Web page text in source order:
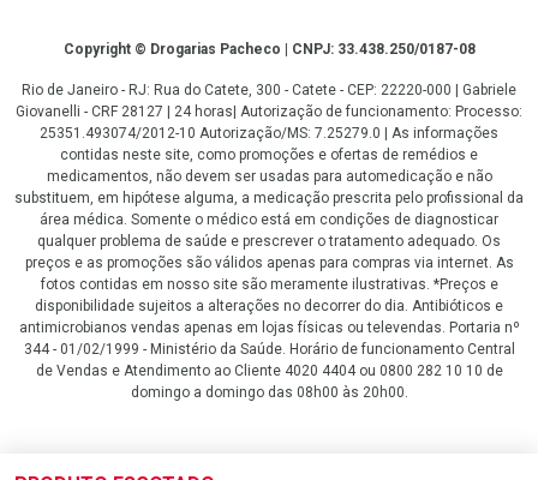
CopyrightCopyright © Drogarias Pacheco | CNPJ: 33.438.250/0187-08
Rio de Janeiro - RJ: Rua do Catete, 300 - Catete - CEP: 22220-000 | Gabriele
Giovanelli - CRF 28127 | 24 horas| Autorização de funcionamento: Processo:
25351.493074/2012-10 Autorização/MS: 7.25279.0 | As informações
contidas neste site, como promoções e ofertas de remédios e
medicamentos, não devem ser usadas para automedicação e não
substituem, em hipótese alguma, a medicação prescrita pelo profissional da
área médica. Somente o médico está em condições de diagnosticar
qualquer problema de saúde e prescrever o tratamento adequado. Os
preços e as promoções são válidos apenas para compras via internet. As
fotos contidas em nosso site são meramente ilustrativas. *Preços e
disponibilidade sujeitos a alterações no decorrer do dia. Antibióticos e
antimicrobianos vendas apenas em lojas físicas ou televendas. Portaria nº
344 - 01/02/1999 - Ministério da Saúde. Horário de funcionamento Central
de Vendas e Atendimento ao Cliente 4020 4404 ou 0800 282 10 10 de
domingo a domingo das 08h00 às 20h00.